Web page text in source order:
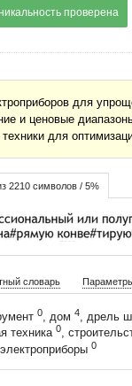
проверена
для
и ценовые
для
2210 символов / 5%
словарь
0, дом 4, дрель
техника 0,
0